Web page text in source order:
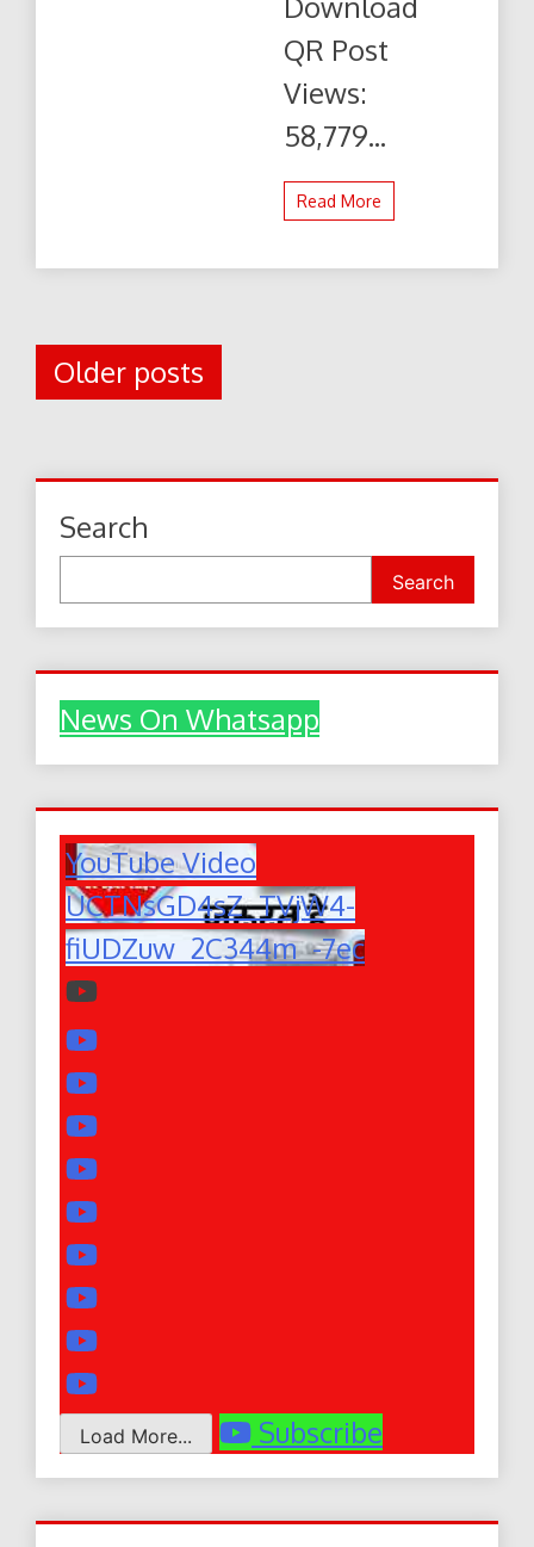
पढ़ें
डाउनलोड
QR Post
Views:
58,779...
Read More
Posts
Older posts
Search
Search
News On Whatsapp
YouTube Video
UCTNsGD4sZ_TVjW4-
fiUDZuw_2C344m_-7ec
Load More... Subscribe